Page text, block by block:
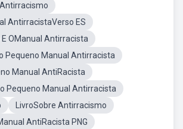
AntirracistaVerso ES
E OManual Antirracista
Pequeno Manual Antirracista
Manual AntiRacista
Pequeno Manual Antirracista
LivroSobre Antirracismo
AntiRacista PNG